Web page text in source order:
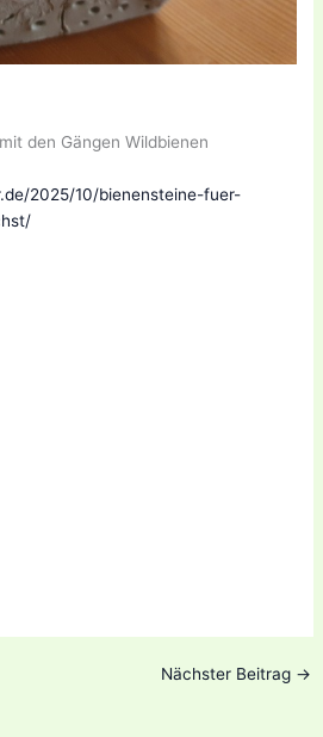
den Gängen Wildbienen
2025/10/bienensteine-fuer-
Nächster Beitrag →